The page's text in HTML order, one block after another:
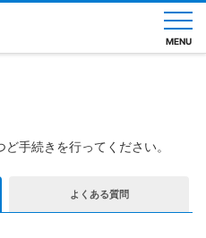
MENU
手続きを行ってください。
よくある質問